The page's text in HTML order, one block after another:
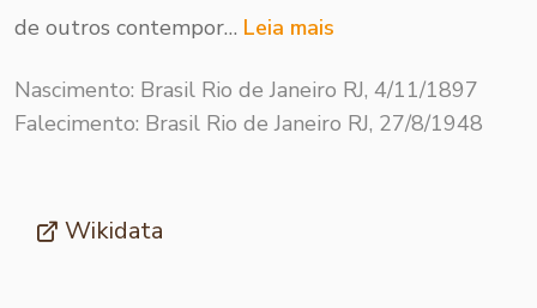
de outros contempor… Leia mais
Nascimento: Brasil Rio de Janeiro RJ, 4/11/1897
Falecimento: Brasil Rio de Janeiro RJ, 27/8/1948
Wikidata